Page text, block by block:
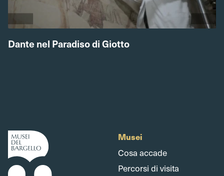
Dante nel Paradiso di Giotto
Musei
Cosa accade
Percorsi di visita